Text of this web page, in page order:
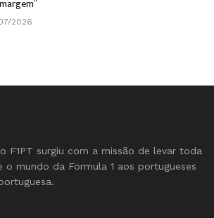
2026
F1PT surgiu com a missão de levar toda
o mundo da Formula 1 aos portugueses